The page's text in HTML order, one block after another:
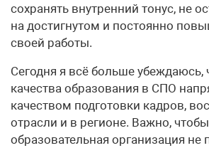
сохранять внутренний тонус, не
на достигнутом и постоянно
своей работы.
Сегодня я всё больше
качества образования в СПО
качеством подготовки кадров,
отрасли и в регионе. Важно, чтобы
образовательная организация не